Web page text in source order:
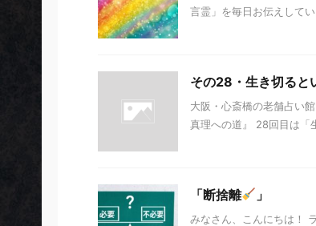
言霊」を毎日お伝えして
その28・生き切ると
大阪・心斎橋の老舗占い
真理への道』 28回目は「
「断捨離 」
みなさん、こんにちは！